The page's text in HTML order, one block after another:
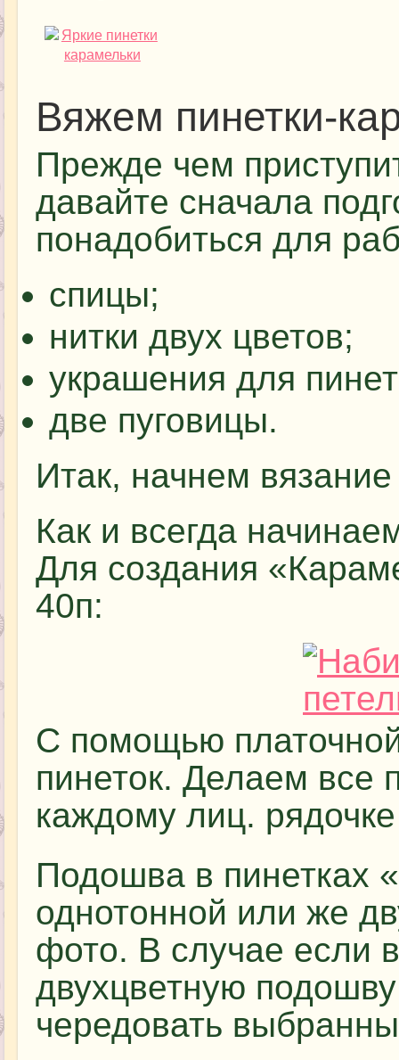
Вяжем пинетки-
Прежде чем
давайте сначала
понадобиться для
спицы;
нитки двух цветов;
украшения для
две пуговицы.
Итак, начнем
Как и всегда
Для создания
40п:
С помощью
пинеток. Делаем все
каждому лиц.
Подошва в пинетках
однотонной или же
фото. В случае если
двухцветную
чередовать